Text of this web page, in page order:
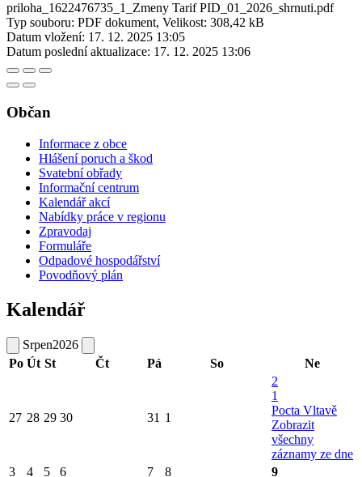
priloha_1622476735_1_Zmeny Tarif PID_01_2026_shrnuti.pdf
Typ souboru: PDF dokument, Velikost: 308,42 kB
Datum vložení: 17. 12. 2025 13:05
Datum poslední aktualizace: 17. 12. 2025 13:06
Občan
Informace z obce
Hlášení poruch a škod
Svatební obřady
Informační centrum
Kalendář akcí
Nabídky práce v regionu
Zpravodaj
Formuláře
Odpadové hospodářství
Povodňový plán
Kalendář
Srpen2026
Po Út St Čt Pá So Ne
27 28 29 30 31 1
2
1
Pocta Vltavě
Zobrazit
všechny
záznamy ze dne
3
4 5 6 7 8 9